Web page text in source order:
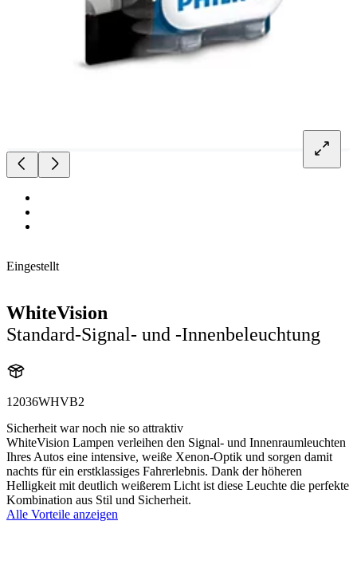
Eingestellt
WhiteVision
Standard-Signal- und -Innenbeleuchtung
12036WHVB2
Sicherheit war noch nie so attraktiv
WhiteVision Lampen verleihen den Signal- und Innenraumleuchten
Ihres Autos eine intensive, weiße Xenon-Optik und sorgen damit
nachts für ein erstklassiges Fahrerlebnis. Dank der höheren
Helligkeit mit deutlich weißerem Licht ist diese Leuchte die perfekte
Kombination aus Stil und Sicherheit.
Alle Vorteile anzeigen